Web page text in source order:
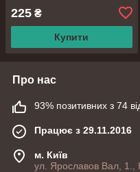
225 ₴
Купити
Про нас
93% позитивних з 74
Працює з 29.11.2016
м. Київ
ул. Ярославов Вал, 1.,